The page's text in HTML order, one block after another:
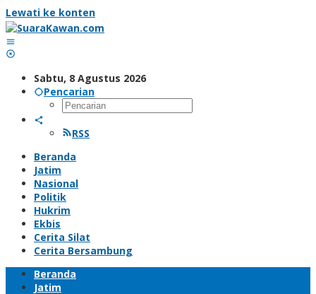
Lewati ke konten
Sabtu, 8 Agustus 2026
Pencarian
RSS
Beranda
Jatim
Nasional
Politik
Hukrim
Ekbis
Cerita Silat
Cerita Bersambung
Beranda
Jatim